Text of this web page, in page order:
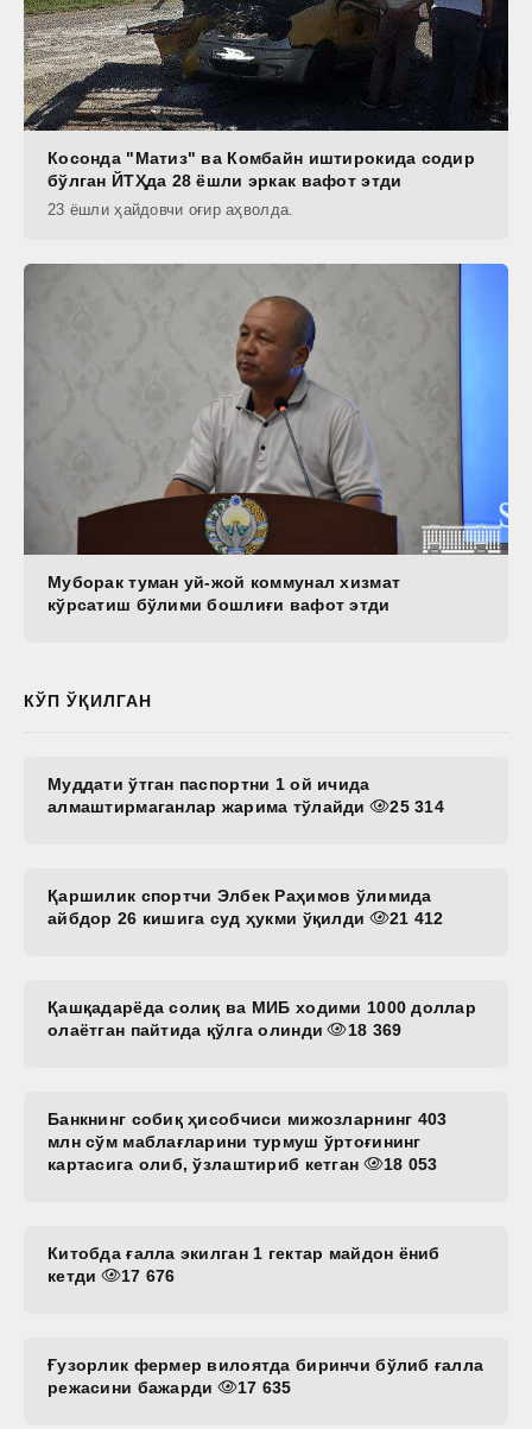
Косонда "Матиз" ва Комбайн иштирокида содир
бўлган ЙТҲда 28 ёшли эркак вафот этди
23 ёшли ҳайдовчи оғир аҳволда.
Муборак туман уй-жой коммунал хизмат
кўрсатиш бўлими бошлиғи вафот этди
КЎП ЎҚИЛГАН
Муддати ўтган паспортни 1 ой ичида
алмаштирмаганлар жарима тўлайди
25 314
Қаршилик спортчи Элбек Раҳимов ўлимида
айбдор 26 кишига суд ҳукми ўқилди
21 412
Қашқадарёда солиқ ва МИБ ходими 1000 доллар
олаётган пайтида қўлга олинди
18 369
Банкнинг собиқ ҳисобчиси мижозларнинг 403
млн сўм маблағларини турмуш ўртоғининг
картасига олиб, ўзлаштириб кетган
18 053
Китобда ғалла экилган 1 гектар майдон ёниб
кетди
17 676
Ғузорлик фермер вилоятда биринчи бўлиб ғалла
режасини бажарди
17 635